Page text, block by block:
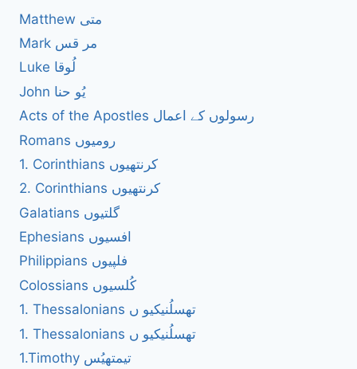
Matthew متی
Mark مر قس
Luke لُوقا
John یُو حنا
Acts of the Apostles رسولوں کے اعمال
Romans رومیوں
1. Corinthians کرنتھیوں
2. Corinthians کرنتھیوں
Galatians گلتیوں
Ephesians افسیوں
Philippians فلپیوں
Colossians کُلسیوں
1. Thessalonians تھسلُنیکیو ں
1. Thessalonians تھسلُنیکیو ں
1.Timothy تیمتھیُس